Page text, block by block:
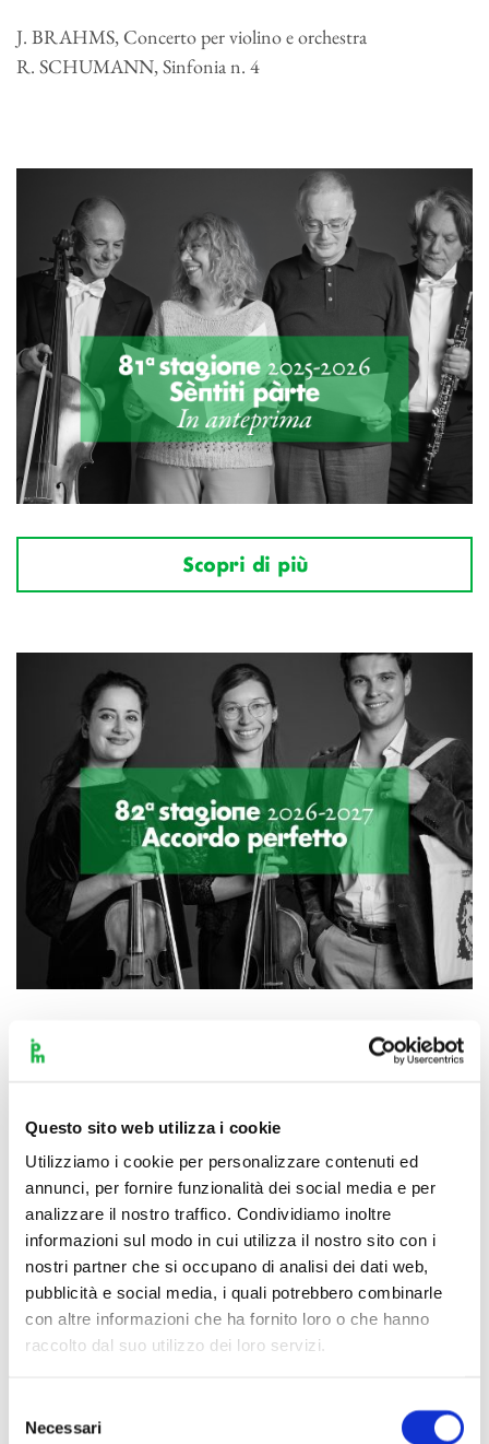
Questo sito web utilizza i cookie
Utilizziamo i cookie per personalizzare contenuti ed
annunci, per fornire funzionalità dei social media e per
analizzare il nostro traffico. Condividiamo inoltre
informazioni sul modo in cui utilizza il nostro sito con i
nostri partner che si occupano di analisi dei dati web,
pubblicità e social media, i quali potrebbero combinarle
con altre informazioni che ha fornito loro o che hanno
raccolto dal suo utilizzo dei loro servizi.
delNecessari
J. BRAHMS, Concerto per violino e orchestra
R. SCHUMANN, Sinfonia n. 4
Scopri di più